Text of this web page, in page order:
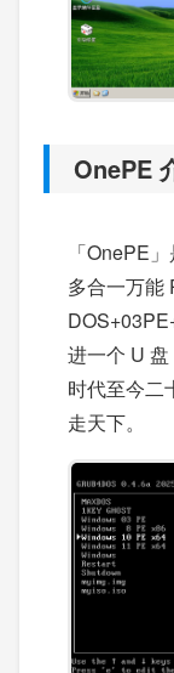
OnePE
「OnePE
多合一万能
进一个 U
时代至今二
走天下。